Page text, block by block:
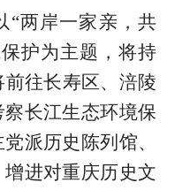
“两岸一家亲，共
护为主题，将持
往长寿区、涪陵
长江生态环境保
派历史陈列馆、
进对重庆历史文